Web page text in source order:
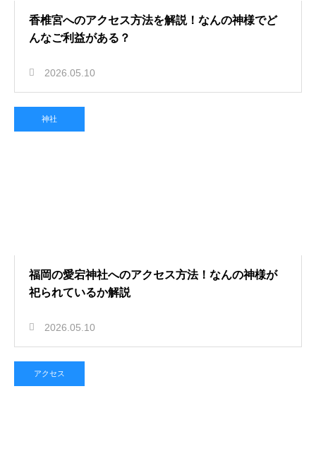
香椎宮へのアクセス方法を解説！なんの神様でど
んなご利益がある？
2026.05.10
神社
福岡の愛宕神社へのアクセス方法！なんの神様が
祀られているか解説
2026.05.10
アクセス